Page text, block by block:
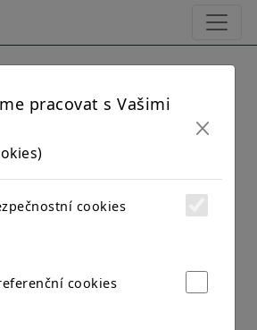
oslava
jsme nezapomněli na
kteří se narodili v měsíci
jsme jejich narozeniny, jak se
dobré občerstvení ani
×
pracovat s Vašimi
cookies
cookies